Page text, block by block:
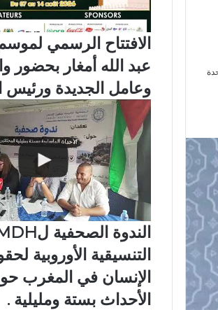
الافتتاح الرسمي
عبد الله أمغار بحضور
وعامل الجديدة ورئيس
التنسيقية الأوروبية
الإنسان في المغرب
الأحداث بستة ومليلية .